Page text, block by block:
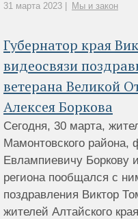
31 марта 2023 | Мы и закон
Губернатор края
видеосвязи
ветерана Великой
Алексея Боркова
Сегодня, 30 марта,
Мамонтовского района,
Евлампиевичу Боркову
региона пообщался с
поздравления Виктор
жителей Алтайского